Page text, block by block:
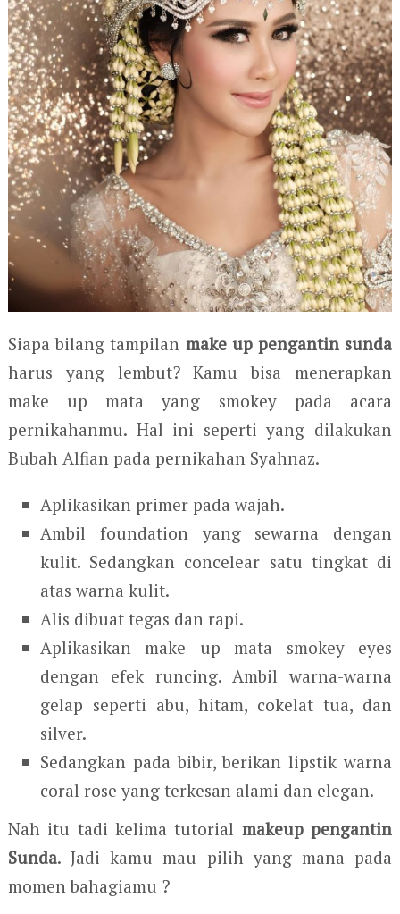
Siapa bilang tampilan make up pengantin sunda
harus yang lembut? Kamu bisa menerapkan
make up mata yang smokey pada acara
pernikahanmu. Hal ini seperti yang dilakukan
Bubah Alfian pada pernikahan Syahnaz.
Aplikasikan primer pada wajah.
Ambil foundation yang sewarna dengan
kulit. Sedangkan concelear satu tingkat di
atas warna kulit.
Alis dibuat tegas dan rapi.
Aplikasikan make up mata smokey eyes
dengan efek runcing. Ambil warna-warna
gelap seperti abu, hitam, cokelat tua, dan
silver.
Sedangkan pada bibir, berikan lipstik warna
coral rose yang terkesan alami dan elegan.
Nah itu tadi kelima tutorial makeup pengantin
Sunda. Jadi kamu mau pilih yang mana pada
momen bahagiamu ?